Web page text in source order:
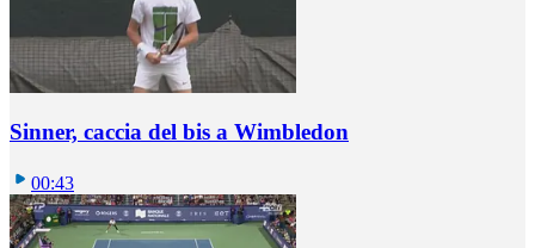
Sinner, caccia del bis a Wimbledon
00:43